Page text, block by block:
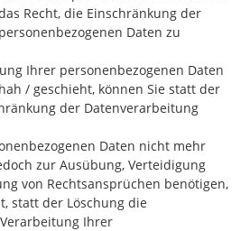
Recht, die Einschränkung der
Daten zu
Ihrer personenbezogenen Daten
/ geschieht, können Sie statt der
der Datenverarbeitung
Daten nicht mehr
zur Ausübung, Verteidigung
von Rechtsansprüchen benötigen,
statt der Löschung die
Ihrer